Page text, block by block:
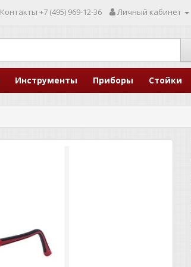
Контакты +7 (495) 969-12-36 Личный кабинет
Инструменты Приборы Стойки